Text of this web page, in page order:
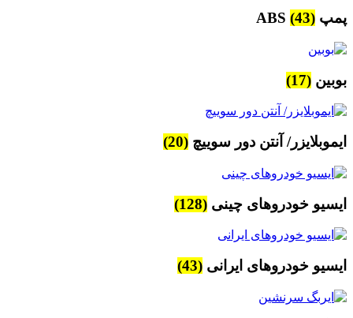
پمپ ABS (43)
بوبین (17)
ایموبلایزر/ آنتن دور سوییچ (20)
ایسیو خودروهای چینی (128)
ایسیو خودروهای ایرانی (43)